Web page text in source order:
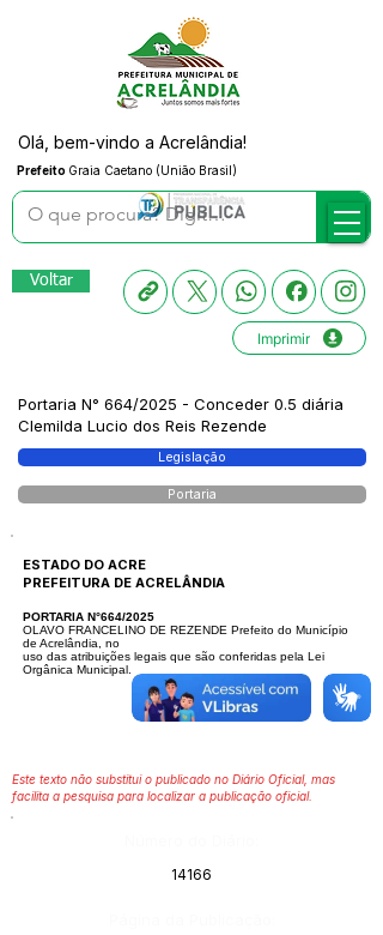
Prefeito Graia Caetano (União Brasil)
Olá, bem-vindo a Acrelândia!
Voltar
Imprimir
Portaria N° 664/2025 - Conceder 0.5 diária
Clemilda Lucio dos Reis Rezende
Legislação
Portaria
ESTADO DO ACRE
PREFEITURA DE ACRELÂNDIA
PORTARIA N°664/2025
OLAVO FRANCELINO DE REZENDE Prefeito do Município
de Acrelândia, no
uso das atribuições legais que são conferidas pela Lei
Orgânica Municipal.
Este texto não substitui o publicado no Diário Oficial, mas
facilita a pesquisa para localizar a publicação oficial.
14166